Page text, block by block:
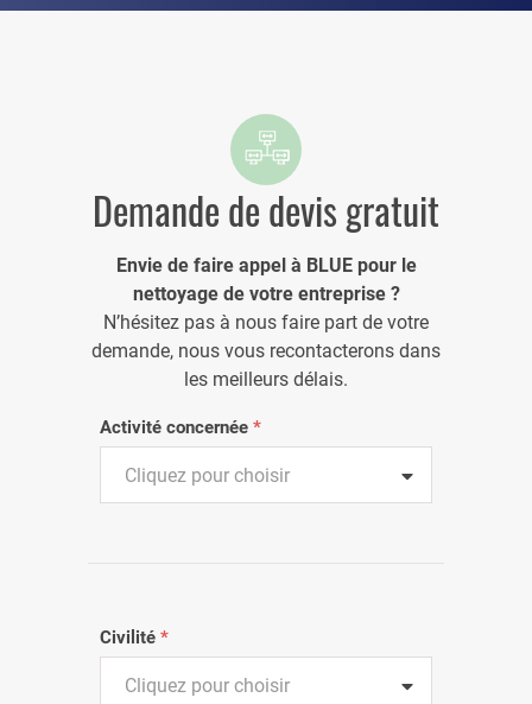
Demande de devis gratuit
Envie de faire appel à BLUE pour le
nettoyage de votre entreprise ?
N’hésitez pas à nous faire part de votre
demande, nous vous recontacterons dans
les meilleurs délais.
Activité concernée *
Cliquez pour choisir
Civilité *
Cliquez pour choisir